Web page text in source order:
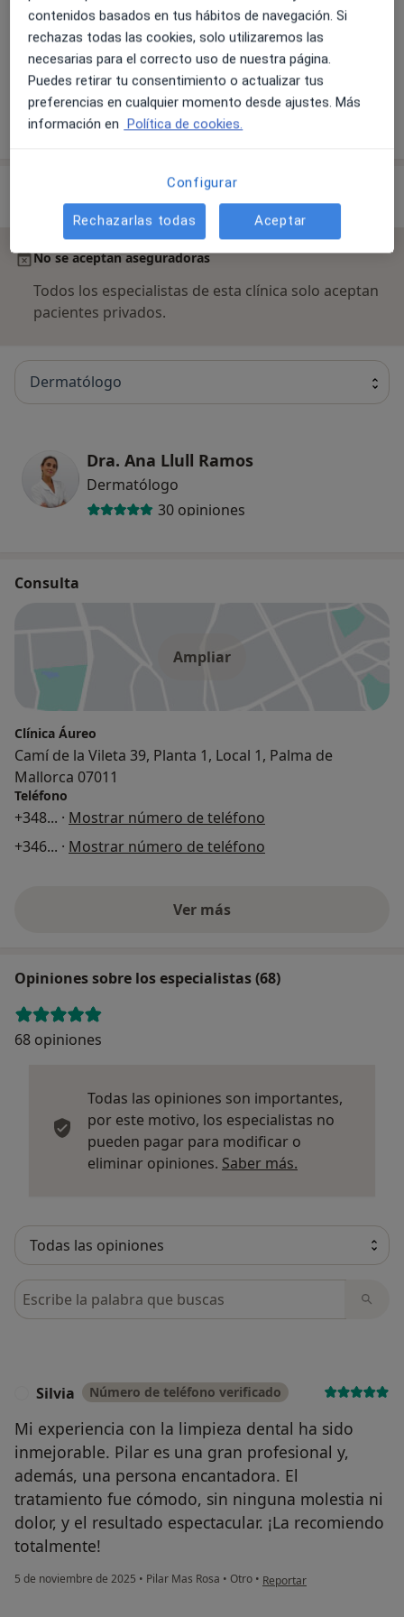
cuidado y saludable, en definitiva, para que te sientas
bien.
Visita Dermatología
DetallesVisita Dermatología
¿Cómo funcionan los precios?
Especialistas & aseguradoras
No se aceptan aseguradoras
Todos los especialistas de esta clínica solo aceptan
pacientes privados.
Dermatólogo
Dra. Ana Llull Ramos
Dermatólogo
30 opiniones
Consulta
Ampliar
Clínica Áureo
Camí de la Vileta 39, Planta 1, Local 1, Palma de
Mallorca 07011
Teléfono
+348... · Mostrar número de teléfono
+346... · Mostrar número de teléfono
Ver más
Opiniones sobre los especialistas (68)
68 opiniones
Todas las opiniones son importantes,
por este motivo, los especialistas no
pueden pagar para modificar o
eliminar opiniones. Saber más.
Busca en opiniones
Silvia Número de teléfono verificado
Mi experiencia con la limpieza dental ha sido
inmejorable. Pilar es una gran profesional y,
además, una persona encantadora. El
tratamiento fue cómodo, sin ninguna molestia ni
dolor, y el resultado espectacular. ¡La recomiendo
totalmente!
5 de noviembre de 2025 • Pilar Mas Rosa • Otro • en opinión del usuario Silvia
Reportar
contenidos basados en tus hábitos de navegación. Si
rechazas todas las cookies, solo utilizaremos las
necesarias para el correcto uso de nuestra página.
Puedes retirar tu consentimiento o actualizar tus
preferencias en cualquier momento desde ajustes. Más
información en Política de cookies.
Configurar
Rechazarlas todas Aceptar